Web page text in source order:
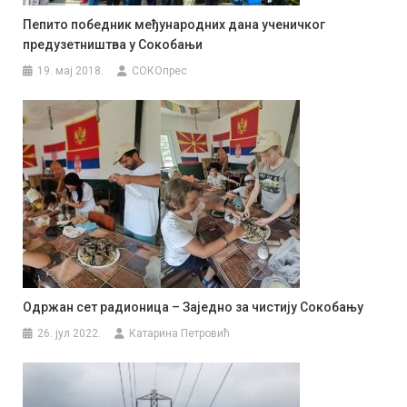
Пепито победник међународних дана ученичког
предузетништва у Сокобањи
19. мај 2018. СОКОпрес
Одржан сет радионица – Заједно за чистију Сокобању
26. јул 2022. Катарина Петровић